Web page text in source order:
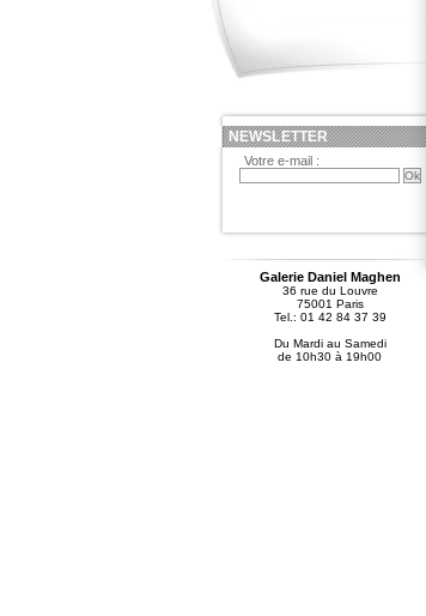
NEWSLETTER
Votre e-mail :
Galerie Daniel Maghen
36 rue du Louvre
75001 Paris
Tel.: 01 42 84 37 39
Du Mardi au Samedi
de 10h30 à 19h00